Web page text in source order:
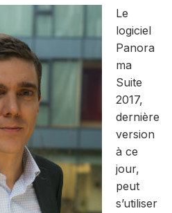
Le
logiciel
Panora
ma
Suite
2017,
dernière
version
à ce
jour,
peut
s’utiliser